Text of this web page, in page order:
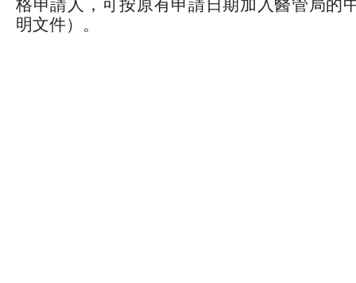
格申請人，可按原有申請日期加入醫管局的
明文件）。